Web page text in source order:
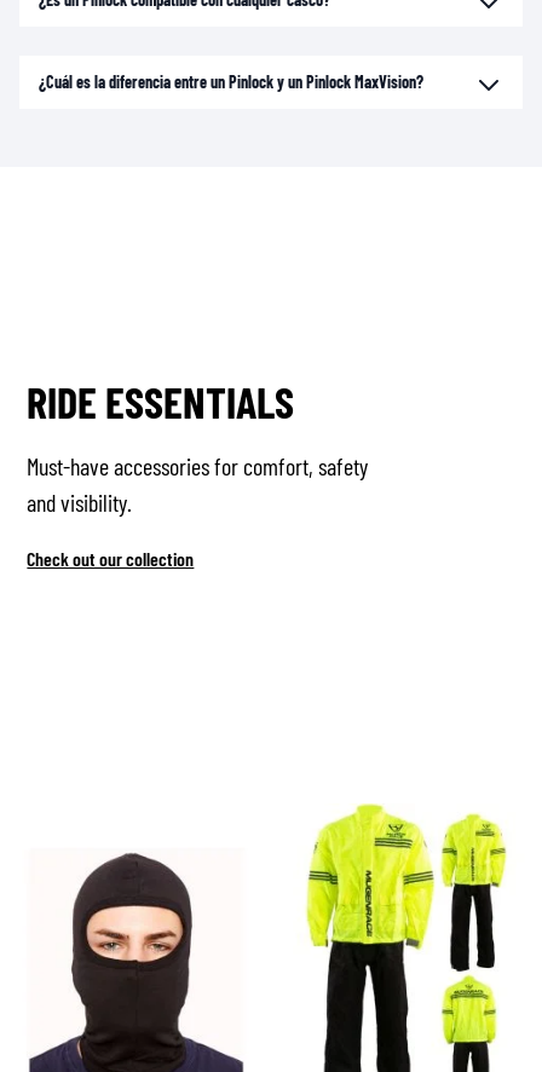
¿Cuál es la diferencia entre un Pinlock y un Pinlock MaxVision?
RIDE ESSENTIALS
Must-have accessories for comfort, safety
and visibility.
Check out our collection